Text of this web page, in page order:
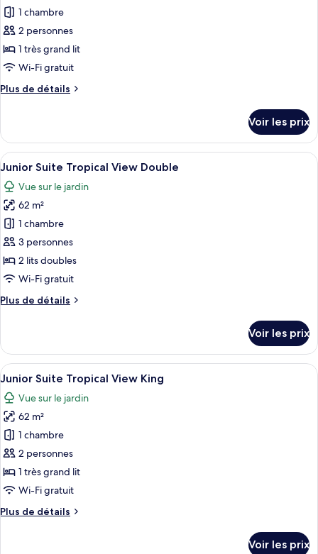
Suite
Out
Double
photos
pour
ce
type
chambre :
Swim
Out
King
1 chambre
2 personnes
1 très grand lit
Wi-Fi gratuit
Plus de détails
Plus
le
type
de
Junior
Suite
Swim
Out
King
Voir les prix
Afficher
toutes
les
photos
pour
ce
type
de
chambre :
Junior
View
Double
Une chambre d’hôtel moderne
3
Junior Suite Tropical View Double
Vue sur le jardin
62 m²
1 chambre
3 personnes
2 lits doubles
Wi-Fi gratuit
Plus de détails
Plus
le
type
de
Junior
Suite
Tropical
View
Double
Voir les prix
Afficher
toutes
les
photos
pour
ce
type
de
chambre :
Junior
Une chambre d’hôtel moderne
4
Junior Suite Tropical View King
Vue sur le jardin
62 m²
1 chambre
2 personnes
1 très grand lit
Wi-Fi gratuit
Plus de détails
Plus
Voir les prix